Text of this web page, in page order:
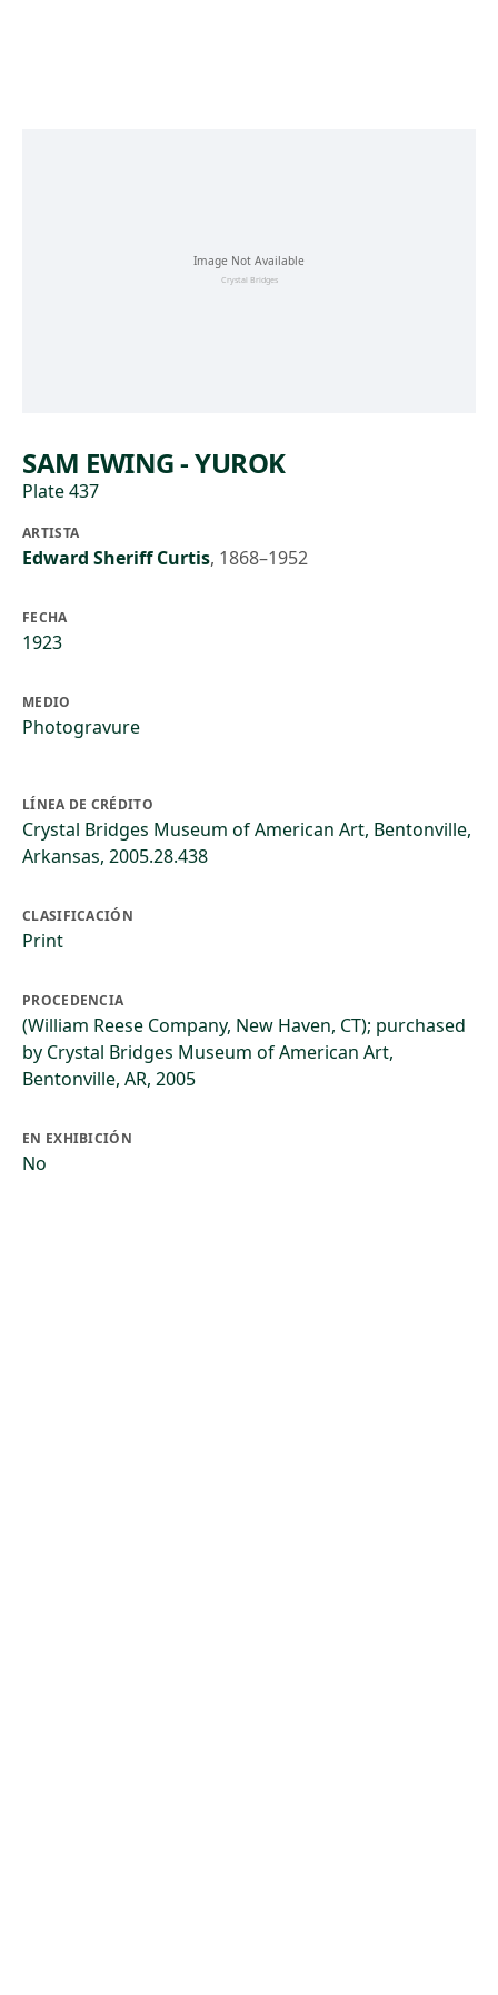
SAM EWING - YUROK
Plate 437
ARTISTA
Edward Sheriff Curtis, 1868–1952
FECHA
1923
MEDIO
Photogravure
LÍNEA DE CRÉDITO
Crystal Bridges Museum of American Art, Bentonville,
Arkansas, 2005.28.438
CLASIFICACIÓN
Print
PROCEDENCIA
(William Reese Company, New Haven, CT); purchased
by Crystal Bridges Museum of American Art,
Bentonville, AR, 2005
EN EXHIBICIÓN
No